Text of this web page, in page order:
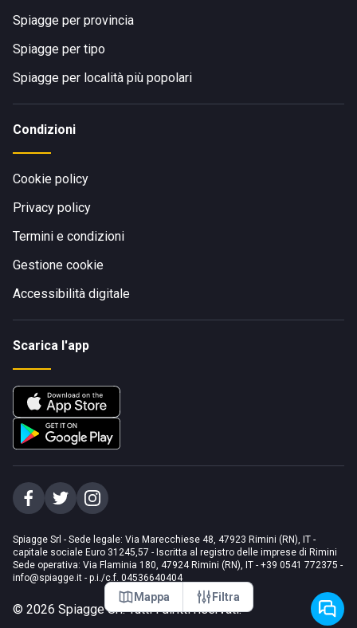
Mappa Filtra
Spiagge per provincia
Spiagge per tipo
Spiagge per località più popolari
Condizioni
Cookie policy
Privacy policy
Termini e condizioni
Gestione cookie
Accessibilità digitale
Scarica l'app
Spiagge Srl - Sede legale: Via Marecchiese 48, 47923 Rimini (RN), IT -
capitale sociale Euro 31245,57 - Iscritta al registro delle imprese di Rimini
Sede operativa: Via Flaminia 180, 47924 Rimini (RN), IT - +39 0541 772375 -
info@spiagge.it - p.i./c.f. 04536640404
© 2026 Spiagge Srl. Tutti i diritti riservati.